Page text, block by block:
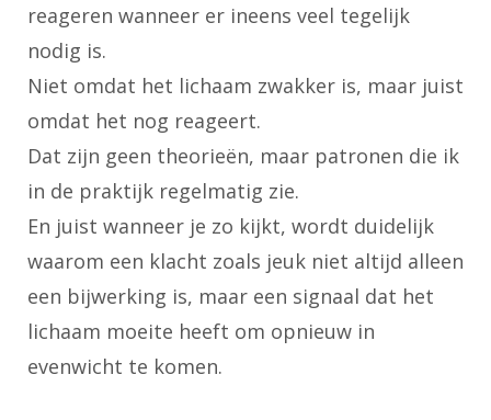
reageren wanneer er ineens veel tegelijk
nodig is.
Niet omdat het lichaam zwakker is, maar juist
omdat het nog reageert.
Dat zijn geen theorieën, maar patronen die ik
in de praktijk regelmatig zie.
En juist wanneer je zo kijkt, wordt duidelijk
waarom een klacht zoals jeuk niet altijd alleen
een bijwerking is, maar een signaal dat het
lichaam moeite heeft om opnieuw in
evenwicht te komen.